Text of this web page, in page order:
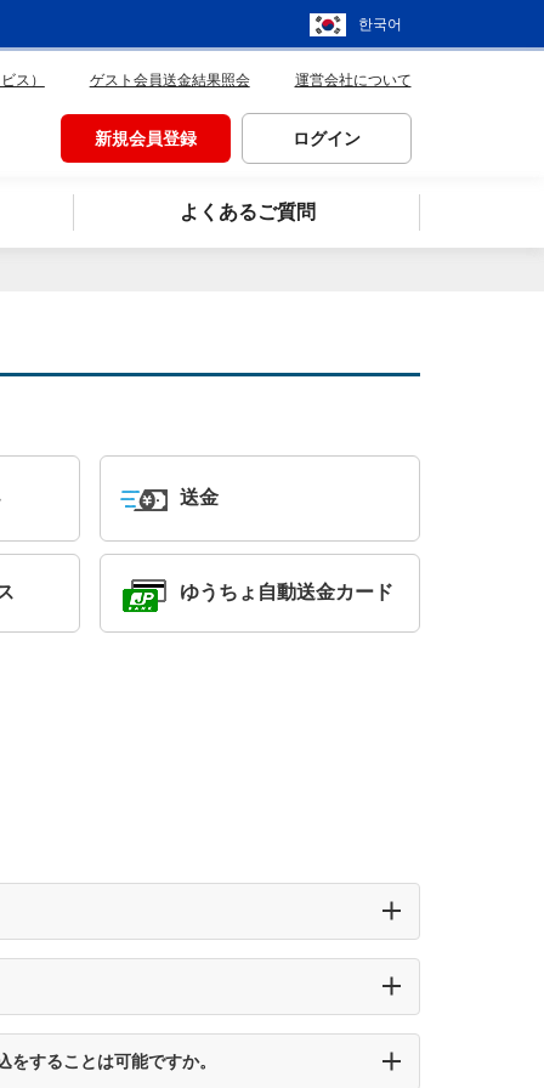
한국어
ス） ゲスト会員送金結果照会 運営会社について
新規会員登録 ログイン
よくあるご質問
送金
ゆうちょ自動送金カード
することは可能ですか。